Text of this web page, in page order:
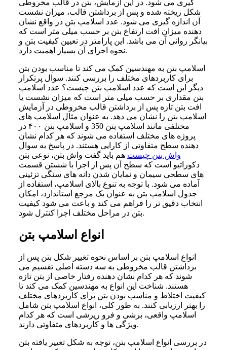
گیری می شود. در این آزمایش، بتن در قالب مخروطی
شکل ریخته شده و پس از برداشتن قالب، میزان نشست
آن اندازه گیری می شود. عدد اسلامپ بتن در واقع نشان
دهنده میزان افت ارتفاع بتن بر حسب میلی متر است که
بیانگر روانی آن می باشد. این پارامتر در تعیین کیفیت بتن و
نحوه اجرای آن بسیار اهمیت دارد.
اسلامپ بتن به مهندسین کمک می کند تا مناسب بودن بتن
برای کاربردهای مختلف را بررسی کنند. سوال پرتکرار
دیگر این است که عدد اسلامپ بتن چیست؟ عدد اسلامپ
بتن مقداری بر حسب میلی متر است که میزان نشست یا
افت بتن تازه پس از برداشتن قالب مخروطی در آزمایش
اسلامپ بتن را نشان می دهد. به عنوان مثال اسلامپ های
مختلفی مانند اسلامپ بتن 350 و اسلامپ بتن ۴۰۰ در
پروژه های مختلف استفاده می شوند که هر کدام نشان
دهنده سطح متفاوتی از کارایی هستند. در پاسخ به سوال
واش بتن چیست هم باید گفت واش بتن، نوعی بتن
دکوراتیو است که سطح آن پس از اجرا با شستن قسمت
های سطحی سیمان و نمایان شدن دانه های سنگی تزئینی
آماده می شود. با توجه به تنوع بالای اسلامپ، استفاده از
جدول اسلامپ بتن به عنوان یک مرجع استاندارد، امکان
انتخاب دقیق تر را فراهم می کند و باعث می شود کیفیت
بتن در مراحل مختلف اجرا کنترل شود.
انواع اسلامپ بتن
انواع اسلامپ بتن بر اساس نحوه تغییر شکل بتن پس از
برداشتن قالب مخروطی به سه دسته اصلی تقسیم می
شوند که هر کدام نشان دهنده رفتار خاصی از بتن تازه
هستند. شناخت این انواع به مهندسین کمک می کند تا
کیفیت اختلاط و مناسب بودن بتن برای کاربردهای مختلف
را بهتر ارزیابی کنند. به طور کلی، انواع اسلامپ بتن شامل
اسلامپ واقعی، برشی و فرو ریزشی است که هر کدام
ویژگی ها و کاربردهای متفاوتی دارند.
در بررسی انواع اسلامپ بتن، توجه به شکل تغییر یافته بتن